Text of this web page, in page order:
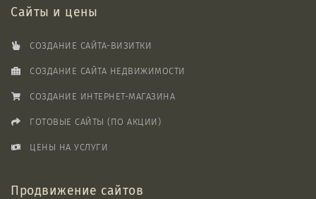
Сайты и цены
СОЗДАНИЕ САЙТА-ВИЗИТКИ
СОЗДАНИЕ САЙТА НЕДВИЖИМОСТИ
СОЗДАНИЕ ИНТЕРНЕТ-МАГАЗИНА
ГОТОВЫЕ САЙТЫ (ПО АКЦИИ)
ЦЕНЫ НА УСЛУГИ
Продвижение сайтов